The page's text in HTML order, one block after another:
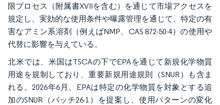
限プロセス（附属書XVIIを含む）を通じて市場アクセスを
規定し、実効的な使用条件や曝露管理を通じて、特定の有
害なアミン系溶剤（例えばNMP、CAS 872-50-4）の使用や
代替に影響を与えている。
北米では、米国はTSCAの下でEPAを通じて新規化学物質
用途を規制しており、重要新規用途規則（SNUR）も含ま
れる。2026年6月、EPAは特定の化学物質を対象とする追
加のSNUR（バッチ26-1）を提案し、使用パターンの変化